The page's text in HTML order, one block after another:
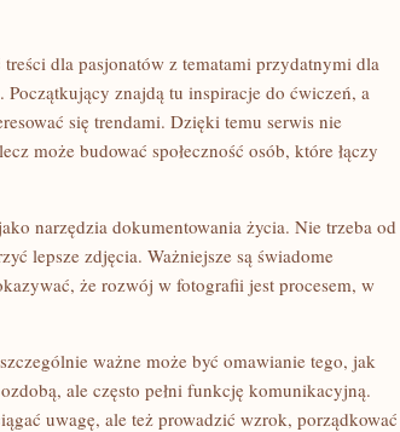
dla pasjonatów z tematami przydatnymi dla
znajdą tu inspiracje do ćwiczeń, a
się trendami. Dzięki temu serwis nie
może budować społeczność osób, które łączy
narzędzia dokumentowania życia. Nie trzeba od
lepsze zdjęcia. Ważniejsze są świadome
że rozwój w fotografii jest procesem, w
ważne może być omawianie tego, jak
ale często pełni funkcję komunikacyjną.
uwagę, ale też prowadzić wzrok, porządkować